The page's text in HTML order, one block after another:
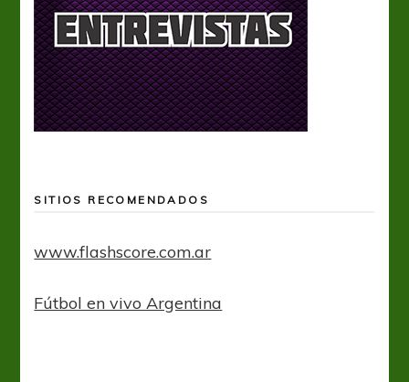
SITIOS RECOMENDADOS
www.flashscore.com.ar
Fútbol en vivo Argentina